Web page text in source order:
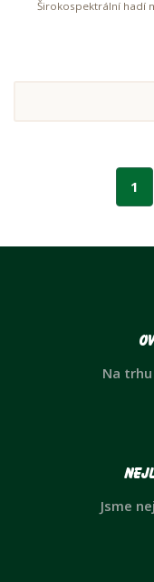
Širokospektrální hadí
1
Na
Jsme